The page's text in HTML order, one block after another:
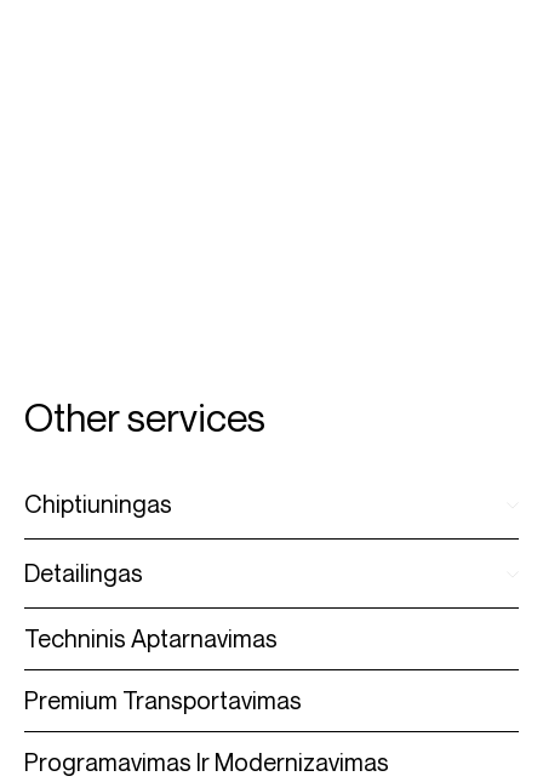
Other services
Chiptiuningas
Detailingas
Techninis Aptarnavimas
Premium Transportavimas
Programavimas Ir Modernizavimas